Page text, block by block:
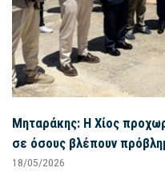
Μηταράκης: Η Χίος
σε όσους βλέπουν
18/05/2026